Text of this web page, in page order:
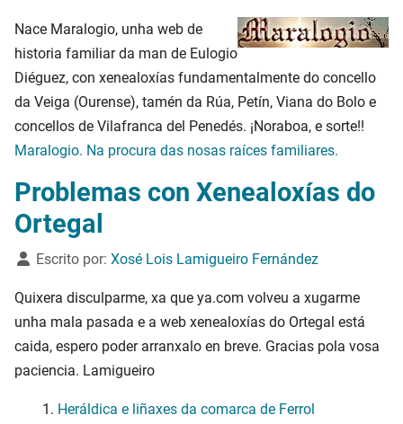
Nace Maralogio, unha web de
historia familiar da man de Eulogio
Diéguez, con xenealoxías fundamentalmente do concello
da Veiga (Ourense), tamén da Rúa, Petín, Viana do Bolo e
concellos de Vilafranca del Penedés. ¡Noraboa, e sorte!!
Maralogio. Na procura das nosas raíces familiares.
Problemas con Xenealoxías do
Ortegal
Detalles
Escrito por: Xosé Lois Lamigueiro Fernández
Quixera disculparme, xa que ya.com volveu a xugarme
unha mala pasada e a web xenealoxías do Ortegal está
caida, espero poder arranxalo en breve. Gracias pola vosa
paciencia. Lamigueiro
Heráldica e liñaxes da comarca de Ferrol